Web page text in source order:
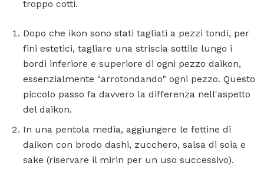
troppo cotti.
Dopo che ikon sono stati tagliati a pezzi tondi, per
fini estetici, tagliare una striscia sottile lungo i
bordi inferiore e superiore di ogni pezzo daikon,
essenzialmente "arrotondando" ogni pezzo. Questo
piccolo passo fa davvero la differenza nell'aspetto
del daikon.
In una pentola media, aggiungere le fettine di
daikon con brodo dashi, zucchero, salsa di soia e
sake (riservare il mirin per un uso successivo).